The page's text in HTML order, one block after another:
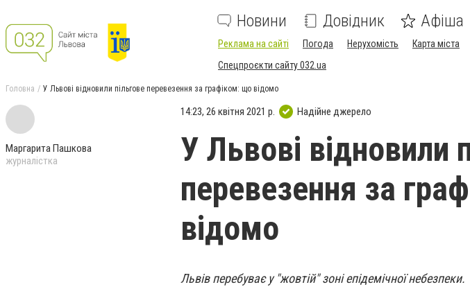
Новини Довідник Афіша
Реклама на сайті Погода Нерухомість Карта міста
Спецпроєкти сайту 032.ua
Головна У Львові відновили пільгове перевезення за графіком: що відомо
Маргарита Пашкова
журналістка
14:23, 26 квітня 2021 р. Надійне джерело
У Львові відновили
перевезення за
відомо
Львів перебуває у "жовтій" зоні епідемічної небезпеки.